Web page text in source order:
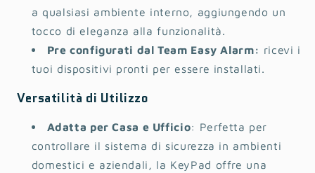
a qualsiasi ambiente interno, aggiungendo un
tocco di eleganza alla funzionalità.
Pre configurati dal Team Easy Alarm: ricevi i
tuoi dispositivi pronti per essere installati.
Versatilità di Utilizzo
Adatta per Casa e Ufficio: Perfetta per
controllare il sistema di sicurezza in ambienti
domestici e aziendali, la KeyPad offre una